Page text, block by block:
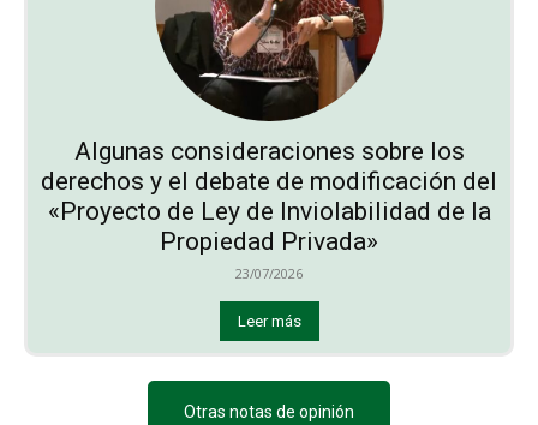
Algunas consideraciones sobre los
derechos y el debate de modificación del
«Proyecto de Ley de Inviolabilidad de la
Propiedad Privada»
23/07/2026
Leer más
Otras notas de opinión